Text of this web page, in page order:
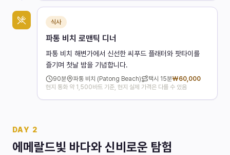
식사
파통 비치 로맨틱 디너
파통 비치 해변가에서 신선한 씨푸드 플래터와 팟타이를
즐기며 첫날 밤을 기념합니다.
90분 파통 비치 (Patong Beach) 택시 15분₩60,000
현지 통화 약 1,500바트 기준, 현지 실제 가격은 다를 수 있음
DAY 2
에메랄드빛 바다와 신비로운 탐험